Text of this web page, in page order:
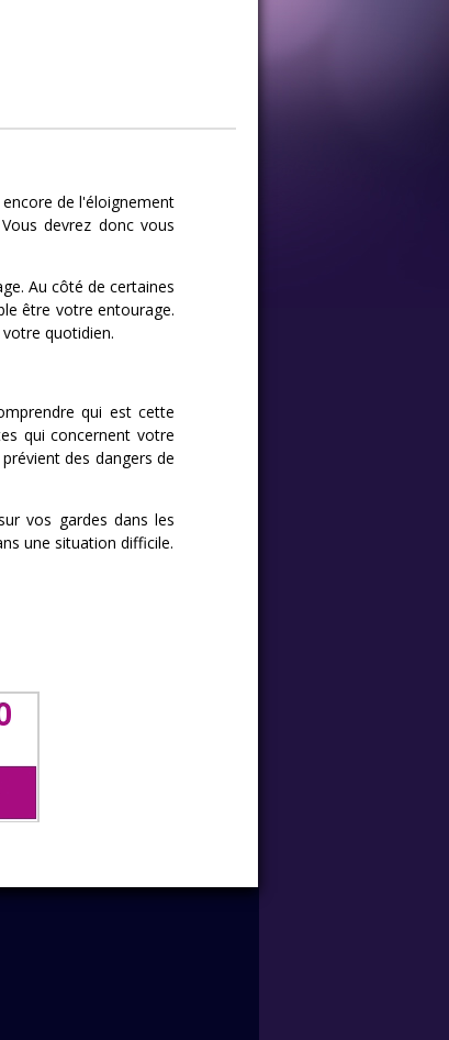
de l'éloignement
devrez donc vous
Au côté de certaines
être votre entourage.
quotidien.
qui est cette
qui concernent votre
des dangers de
vos gardes dans les
une situation difficile.